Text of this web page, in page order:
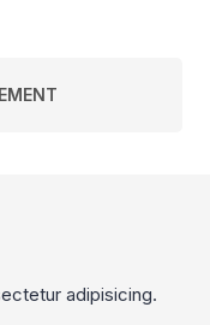
adipisicing.